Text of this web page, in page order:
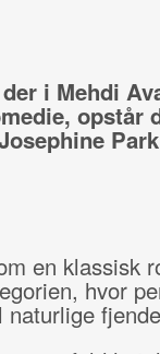
i Mehdi
opstår
en klassisk
hvor
naturlige